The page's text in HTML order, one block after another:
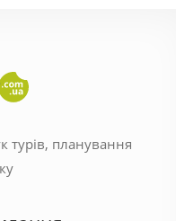
турів, планування